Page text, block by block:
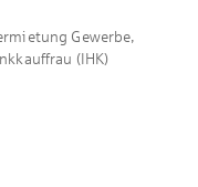
Gewerbe,
(IHK)